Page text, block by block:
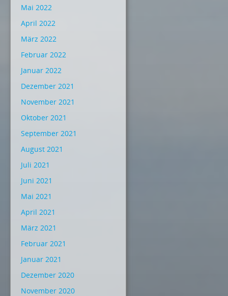
Mai 2022
April 2022
März 2022
Februar 2022
Januar 2022
Dezember 2021
November 2021
Oktober 2021
September 2021
August 2021
Juli 2021
Juni 2021
Mai 2021
April 2021
März 2021
Februar 2021
Januar 2021
Dezember 2020
November 2020